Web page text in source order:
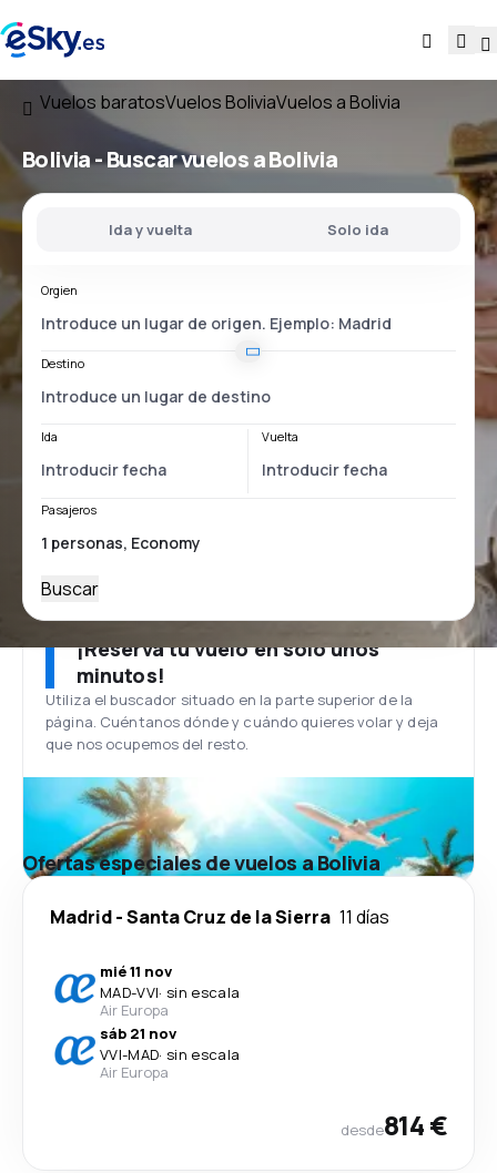
Vuelos baratosVuelos BoliviaVuelos a Bolivia
Bolivia - Buscar vuelos a Bolivia
Ida y vuelta Solo ida
Orgien
Destino
Ida Vuelta
Pasajeros
Buscar
¡Reserva tu vuelo en solo unos
minutos!
Utiliza el buscador situado en la parte superior de la
página. Cuéntanos dónde y cuándo quieres volar y deja
que nos ocupemos del resto.
Ofertas especiales de vuelos a Bolivia
Madrid-Santa Cruz de la Sierra 11 días
mié 11 nov
MAD-VVI· sin escala
Air Europa
sáb 21 nov
VVI-MAD· sin escala
Air Europa
desde814 €